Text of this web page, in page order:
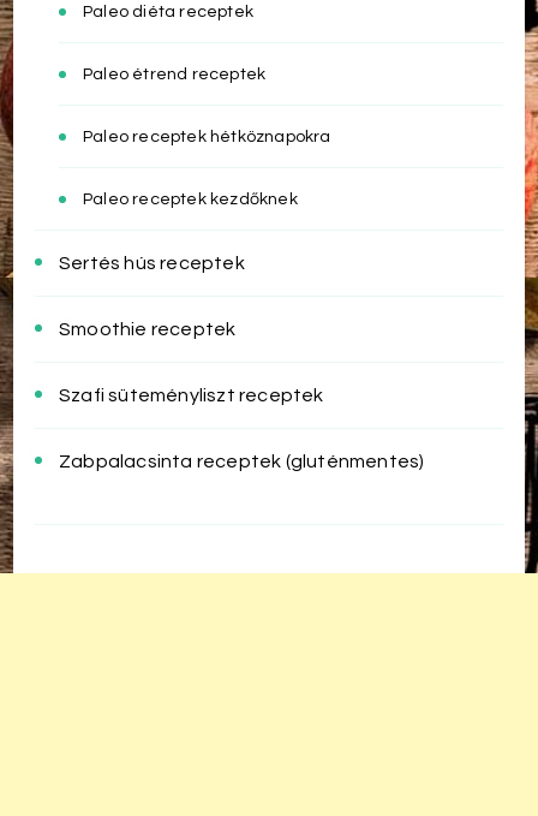
Paleo diéta receptek
Paleo étrend receptek
Paleo receptek hétköznapokra
Paleo receptek kezdőknek
Sertés hús receptek
Smoothie receptek
Szafi süteményliszt receptek
Zabpalacsinta receptek (gluténmentes)